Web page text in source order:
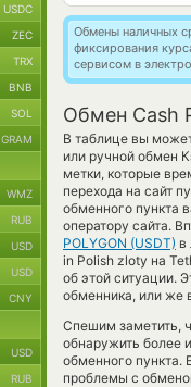
Обмены наличных
фиксирования
сервисом в
Обмен Cash
В таблице вы
или ручной обмен
метки, которые
перехода на сайт
обменного пункта
оператору сайта.
POLYGON (USDT) в
in Polish zloty на
об этой ситуации.
обменника, или же
Спешим заметить,
обнаружить более
обменного пункта.
проблемы с
USDC
ZEC
TRX
BNB
SOL
GRAM
WMZ
RUB
USD
USD
CNY
USD
RUB